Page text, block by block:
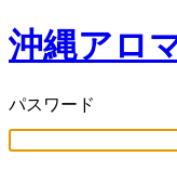
沖縄アロ
パスワード